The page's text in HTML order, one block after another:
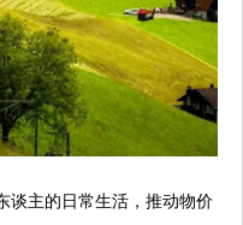
谈主的日常生活，推动物价